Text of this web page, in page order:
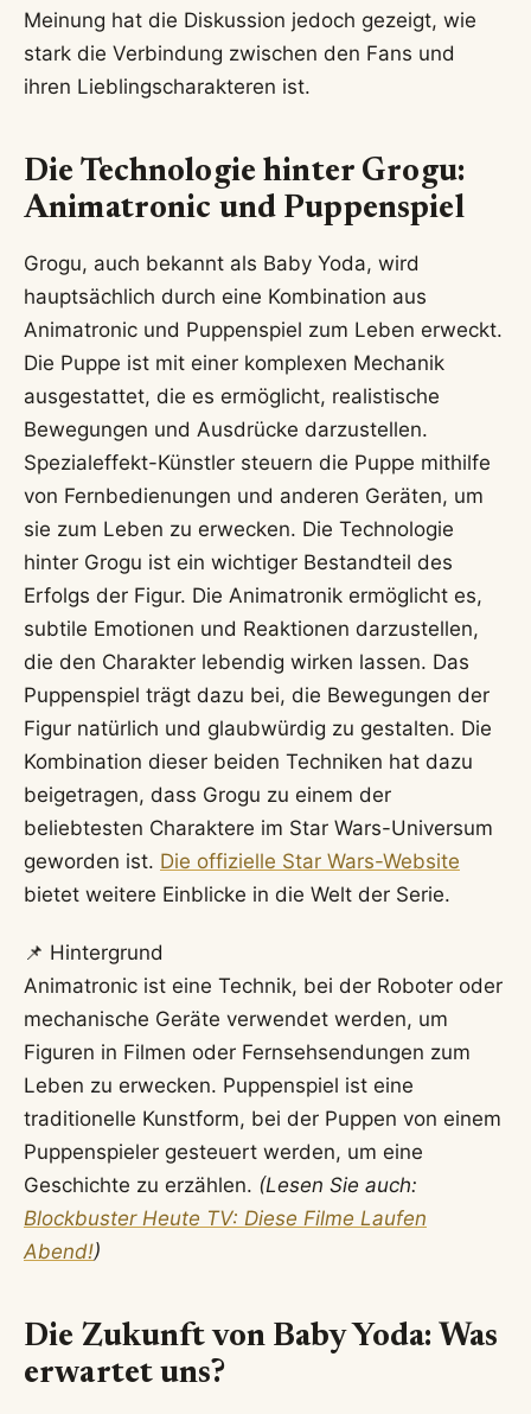
Meinung hat die Diskussion jedoch gezeigt, wie
stark die Verbindung zwischen den Fans und
ihren Lieblingscharakteren ist.
Die Technologie hinter Grogu:
Animatronic und Puppenspiel
Grogu, auch bekannt als Baby Yoda, wird
hauptsächlich durch eine Kombination aus
Animatronic und Puppenspiel zum Leben erweckt.
Die Puppe ist mit einer komplexen Mechanik
ausgestattet, die es ermöglicht, realistische
Bewegungen und Ausdrücke darzustellen.
Spezialeffekt-Künstler steuern die Puppe mithilfe
von Fernbedienungen und anderen Geräten, um
sie zum Leben zu erwecken. Die Technologie
hinter Grogu ist ein wichtiger Bestandteil des
Erfolgs der Figur. Die Animatronik ermöglicht es,
subtile Emotionen und Reaktionen darzustellen,
die den Charakter lebendig wirken lassen. Das
Puppenspiel trägt dazu bei, die Bewegungen der
Figur natürlich und glaubwürdig zu gestalten. Die
Kombination dieser beiden Techniken hat dazu
beigetragen, dass Grogu zu einem der
beliebtesten Charaktere im Star Wars-Universum
geworden ist. Die offizielle Star Wars-Website
bietet weitere Einblicke in die Welt der Serie.
📌 Hintergrund
Animatronic ist eine Technik, bei der Roboter oder
mechanische Geräte verwendet werden, um
Figuren in Filmen oder Fernsehsendungen zum
Leben zu erwecken. Puppenspiel ist eine
traditionelle Kunstform, bei der Puppen von einem
Puppenspieler gesteuert werden, um eine
Geschichte zu erzählen. (Lesen Sie auch:
Blockbuster Heute TV: Diese Filme Laufen
Abend!)
Die Zukunft von Baby Yoda: Was
erwartet uns?